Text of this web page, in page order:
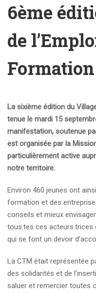
6ème
de
Formation
La sixième édition du
tenue le mardi 15
manifestation, soutenue
est organisée par la
particulièrement active
notre territoire.
Environ 460 jeunes ont
formation et des
conseils et mieux
tous.tes ces acteurs.trices
qui se font un devoir
La CTM était représentée
des solidarités et de
saluer et remercier toutes